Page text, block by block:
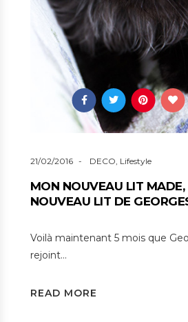
21/02/2016 DECO, Lifestyle
MON NOUVEAU LIT MADE,
NOUVEAU LIT DE
Voilà maintenant 5 mois que
rejoint…
READ MORE